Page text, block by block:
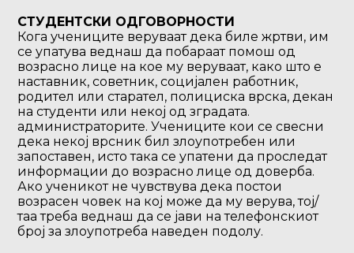
СТУДЕНТСКИ ОДГОВОРНОСТИ
Кога учениците веруваат дека биле жртви, им
се упатува веднаш да побараат помош од
возрасно лице на кое му веруваат, како што е
наставник, советник, социјален работник,
родител или старател, полициска врска, декан
на студенти или некој од зградата.
администраторите. Учениците кои се свесни
дека некој врсник бил злоупотребен или
запоставен, исто така се упатени да проследат
информации до возрасно лице од доверба.
Ако ученикот не чувствува дека постои
возрасен човек на кој може да му верува, тој/
таа треба веднаш да се јави на телефонскиот
број за злоупотреба наведен подолу.